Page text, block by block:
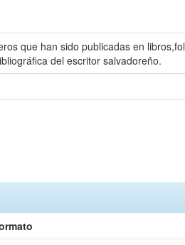
que han sido publicadas en
del escritor salvadoreño.